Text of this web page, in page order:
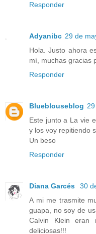
Responder
Adyanibc 29 de
Hola. Justo ahora
mí, muchas gracias
Responder
Blueblouseblog
Este junto a La vie
y los voy repitiendo
Un beso
Responder
Diana Garcés
30
A mi me trasmite
guapa, no soy de
Calvin Klein eran
deliciosas!!!